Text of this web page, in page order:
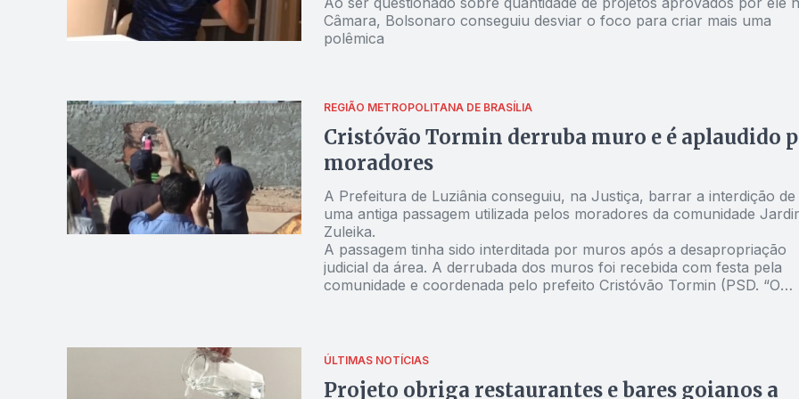
Câmara, Bolsonaro conseguiu desviar o foco para criar mais uma
polêmica
REGIÃO METROPOLITANA DE BRASÍLIA
Cristóvão Tormin derruba muro e é aplaudido
moradores
A Prefeitura de Luziânia conseguiu, na Justiça, barrar a interdição de
uma antiga passagem utilizada pelos moradores da comunidade
Zuleika.
A passagem tinha sido interditada por muros após a desapropriação
judicial da área. A derrubada dos muros foi recebida com festa pela
comunidade e coordenada pelo prefeito Cristóvão Tormin (PSD. “O
orçamentos necessários para a completa urbanização dessa nova
ÚLTIMAS NOTÍCIAS
Projeto obriga restaurantes e bares goianos a